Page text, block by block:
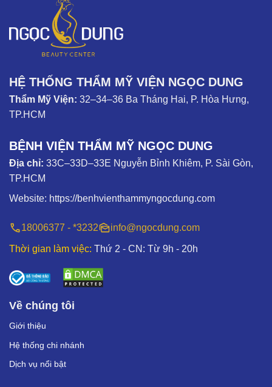
HỆ THỐNG THẨM MỸ VIỆN NGỌC DUNG
Thẩm Mỹ Viện: 32–34–36 Ba Tháng Hai, P. Hòa Hưng,
TP.HCM
BỆNH VIỆN THẨM MỸ NGỌC DUNG
Địa chỉ: 33C–33D–33E Nguyễn Bỉnh Khiêm, P. Sài Gòn,
TP.HCM
Website: https://benhvienthammyngocdung.com
18006377 - *3232 info@ngocdung.com
Thời gian làm việc: Thứ 2 - CN: Từ 9h - 20h
Về chúng tôi
Giới thiệu
Hệ thống chi nhánh
Dịch vụ nổi bật